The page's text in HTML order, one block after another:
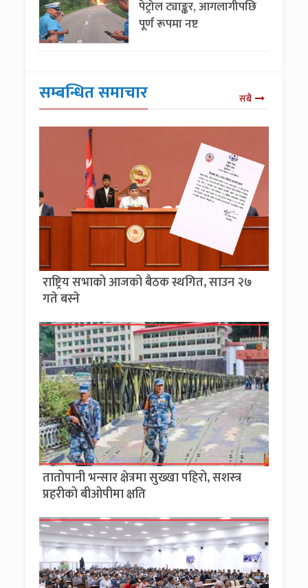
पेट्रोल ट्याङ्कर, आगलागीपछि
पूर्ण रूपमा नष्ट
सम्बन्धित समाचार सबै
राष्ट्रिय सभाको आजको बैठक स्थगित, साउन २७
गते बस्ने
तातोपानी भन्सार क्षेत्रमा सुख्खा पहिरो, सशस्त्र
प्रहरीको बीओपीमा क्षति